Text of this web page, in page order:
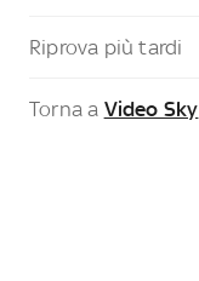
Riprova più tardi
Torna a Video Sky